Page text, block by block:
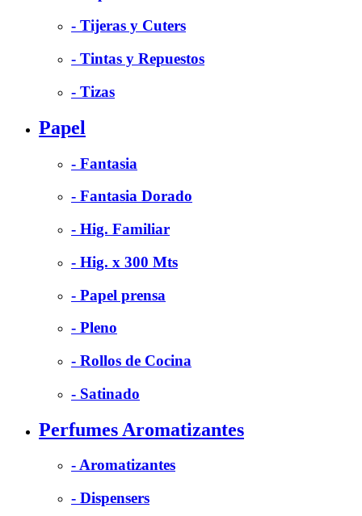
- Tijeras y Cuters
- Tintas y Repuestos
- Tizas
Papel
- Fantasia
- Fantasia Dorado
- Hig. Familiar
- Hig. x 300 Mts
- Papel prensa
- Pleno
- Rollos de Cocina
- Satinado
Perfumes Aromatizantes
- Aromatizantes
- Dispensers